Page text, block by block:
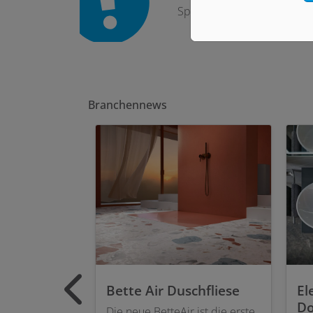
Sprechen Sie uns an! Wir
Branchennews
Bette Air Duschfliese